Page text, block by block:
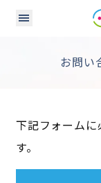
お問い
下記フォーム
す。